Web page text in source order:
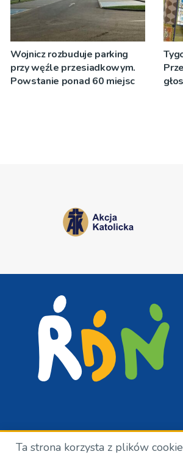
Wojnicz rozbuduje parking
przy węźle przesiadkowym.
Powstanie ponad 60 miejsc
Copyright © Wszelkie prawa
Ta strona korzysta z plików